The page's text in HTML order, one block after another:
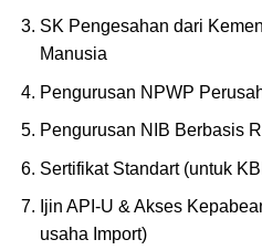
SK Pengesahan dari
Manusia
Pengurusan NPWP
Pengurusan NIB Berbasis
Sertifikat Standart (untuk
Ijin API-U & Akses
usaha Import)